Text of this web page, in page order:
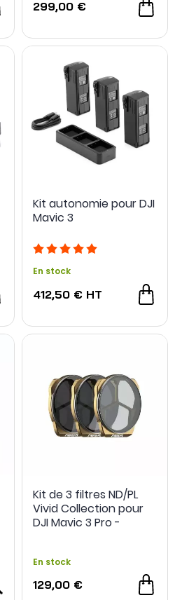
NOUVEAU
299,00 €
Kit autonomie pour DJI
Mavic 3
En stock
412,50 € HT
Kit de 3 filtres ND/PL
Vivid Collection pour
DJI Mavic 3 Pro -
En stock
129,00 €